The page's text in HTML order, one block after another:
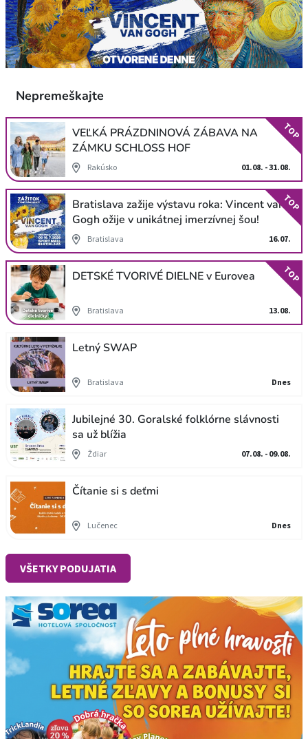
Nepremeškajte
VEĽKÁ PRÁZDNINOVÁ ZÁBAVA NA
ZÁMKU SCHLOSS HOF
Rakúsko 01.08. - 31.08.
TOP
Bratislava zažije výstavu roka: Vincent van
Gogh ožije v unikátnej imerzívnej šou!
Bratislava 16.07.
TOP
DETSKÉ TVORIVÉ DIELNE v Eurovea
Bratislava 13.08.
TOP
Letný SWAP
Bratislava Dnes
Jubilejné 30. Goralské folklórne slávnosti
sa už blížia
Ždiar 07.08. - 09.08.
Čítanie si s deťmi
Lučenec Dnes
VŠETKY PODUJATIA